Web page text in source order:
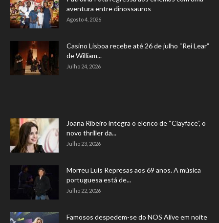
aventura entre dinossauros
Agosto 4, 2026
Casino Lisboa recebe até 26 de julho “Rei Lear”
de William...
Julho 24, 2026
Joana Ribeiro integra o elenco de “Clayface”, o
novo thriller da...
Julho 23, 2026
Morreu Luís Represas aos 69 anos. A música
portuguesa está de...
Julho 22, 2026
Famosos despedem-se do NOS Alive em noite